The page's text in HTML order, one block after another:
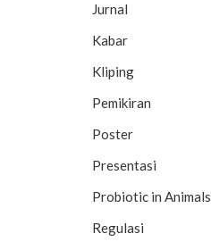
Jurnal
Kabar
Kliping
Pemikiran
Poster
Presentasi
Probiotic in Animals
Regulasi